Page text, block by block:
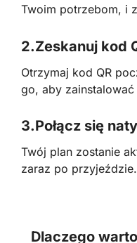
Twoim potrzebom, i
2.Zeskanuj kod
Otrzymaj kod QR
go, aby
3.Połącz się
Twój plan zostanie
zaraz po
Dlaczego